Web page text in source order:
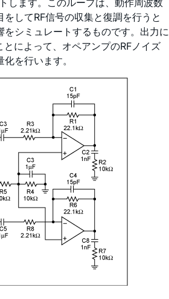
します。このループは、動作周波数
してRF信号の収集と復調を行うと
をシミュレートするものです。出力に
によって、オペアンプのRFノイズ
を行います。